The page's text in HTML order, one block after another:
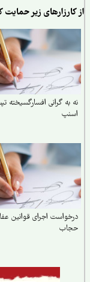
زیر حمایت کنید:
گرانی افسارگسیخته تپسی و
اجرای قوانین عفاف و